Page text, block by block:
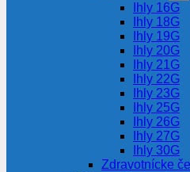
Ihly 16G
Ihly 18G
Ihly 19G
Ihly 20G
Ihly 21G
Ihly 22G
Ihly 23G
Ihly 25G
Ihly 26G
Ihly 27G
Ihly 30G
Zdravotnícke